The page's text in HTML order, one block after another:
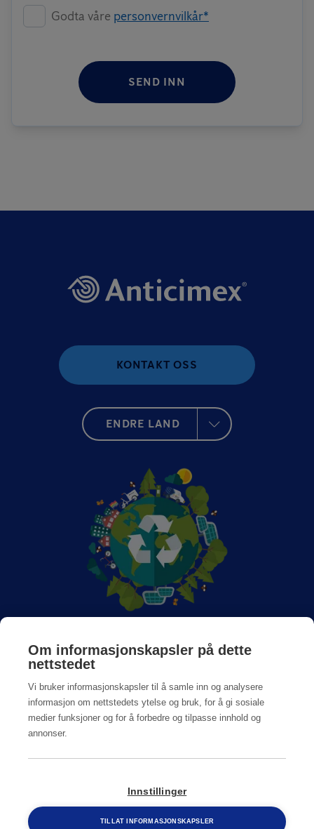
Godta våre personvernvilkår*
SEND INN
KONTAKT OSS
ENDRE LAND
Personvern og Cookiepolicy
© Copyright2026Anticimex
Om informasjonskapsler på dette
nettstedet
Vi bruker informasjonskapsler til å samle inn og analysere
informasjon om nettstedets ytelse og bruk, for å gi sosiale
medier funksjoner og for å forbedre og tilpasse innhold og
annonser.
Innstillinger
TILLAT INFORMASJONSKAPSLER